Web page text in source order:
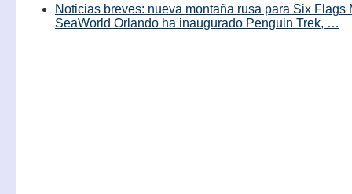
Noticias breves: nueva montaña rusa para Six Flags
SeaWorld Orlando ha inaugurado Penguin Trek, …